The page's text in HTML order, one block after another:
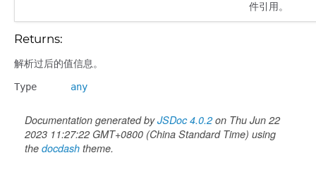
件引用。
Returns:
解析过后的值信息。
Type any
Documentation generated byJSDoc 4.0.2on Thu Jun 22
2023 11:27:22 GMT+0800 (China Standard Time) using
the docdash theme.